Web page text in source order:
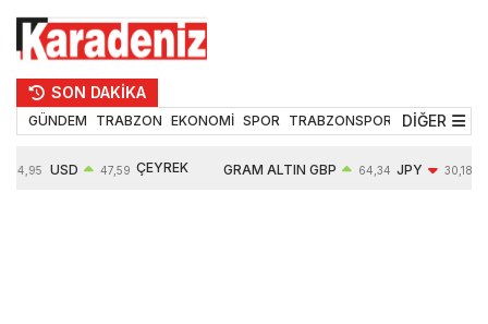
SON DAKİKA
GÜNDEM TRABZON EKONOMİ SPOR TRABZONSPOR TEKNOLOJİ
DİĞER
54,95 USD 47,59 ÇEYREK GRAM ALTIN GBP 64,34 JPY 30,18